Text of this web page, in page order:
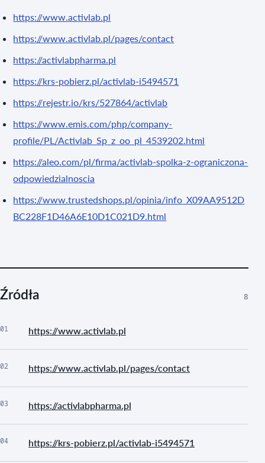
https://www.activlab.pl
https://www.activlab.pl/pages/contact
https://activlabpharma.pl
https://krs-pobierz.pl/activlab-i5494571
https://rejestr.io/krs/527864/activlab
https://www.emis.com/php/company-
profile/PL/Activlab_Sp_z_oo_pl_4539202.html
https://aleo.com/pl/firma/activlab-spolka-z-ograniczona-
odpowiedzialnoscia
https://www.trustedshops.pl/opinia/info_X09AA9512D
BC228F1D46A6E10D1C021D9.html
Źródła 8
01 https://www.activlab.pl
02 https://www.activlab.pl/pages/contact
03 https://activlabpharma.pl
04 https://krs-pobierz.pl/activlab-i5494571